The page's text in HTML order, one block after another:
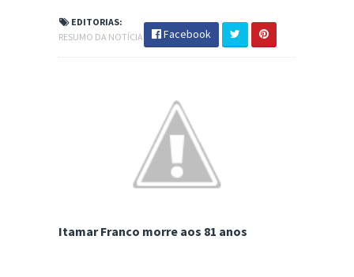
EDITORIAS:
RESUMO DA NOTÍCIA
Facebook
Itamar Franco morre aos 81 anos